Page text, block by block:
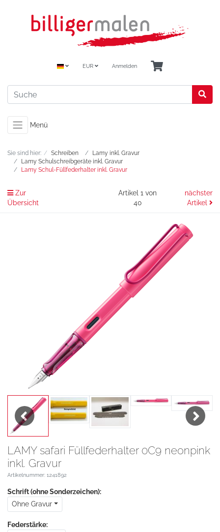
EUR Anmelden
Menü
Sie sind hier: Schreiben
Lamy inkl. Gravur
Lamy Schulschreibgeräte inkl. Gravur
Lamy Schul-Füllfederhalter inkl. Gravur
Zur
Übersicht
Artikel 1 von
40
nächster
Artikel
Previous
LAMY safari Füllfederhalter 0C9 neonpink
inkl. Gravur
Artikelnummer: 1241892
Schrift (ohne Sonderzeichen):
Ohne Gravur
Federstärke: